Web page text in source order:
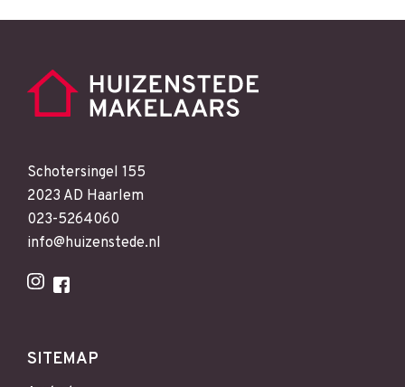
Schotersingel 155
2023 AD Haarlem
023-5264060
info@huizenstede.nl
SITEMAP